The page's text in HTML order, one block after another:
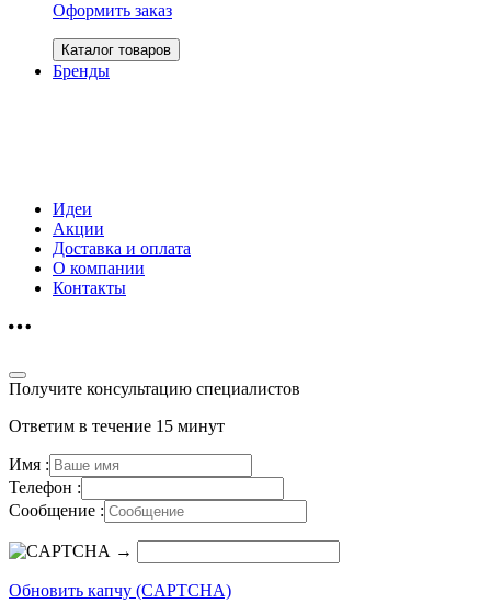
Оформить заказ
Каталог товаров
Бренды
Идеи
Акции
Доставка и оплата
О компании
Контакты
Получите консультацию специалистов
Ответим в течение 15 минут
Имя :
Телефон :
Сообщение :
→
Обновить капчу (CAPTCHA)